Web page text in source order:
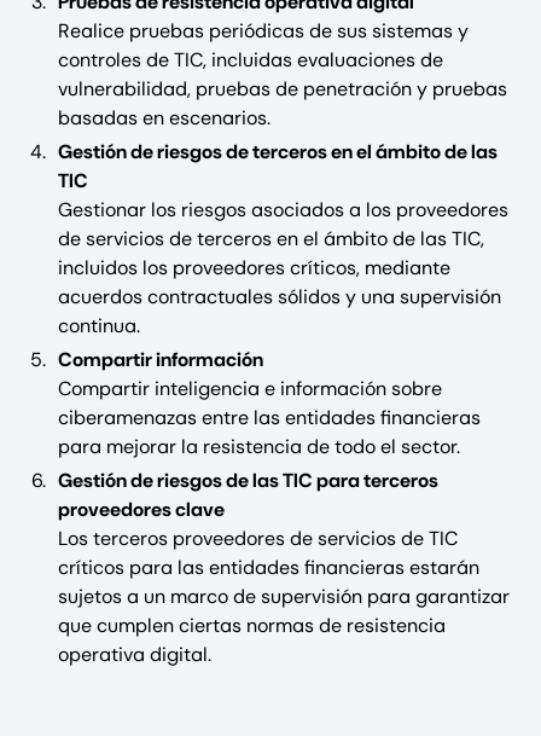
Realice pruebas periódicas de sus sistemas y
controles de TIC, incluidas evaluaciones de
vulnerabilidad, pruebas de penetración y pruebas
basadas en escenarios.
Gestión de riesgos de terceros en el ámbito de las
TIC
Gestionar los riesgos asociados a los proveedores
de servicios de terceros en el ámbito de las TIC,
incluidos los proveedores críticos, mediante
acuerdos contractuales sólidos y una supervisión
continua.
Compartir información
Compartir inteligencia e información sobre
ciberamenazas entre las entidades financieras
para mejorar la resistencia de todo el sector.
Gestión de riesgos de las TIC para terceros
proveedores clave
Los terceros proveedores de servicios de TIC
críticos para las entidades financieras estarán
sujetos a un marco de supervisión para garantizar
que cumplen ciertas normas de resistencia
operativa digital.